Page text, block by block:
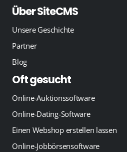
Über SiteCMS
Unsere Geschichte
Partner
Blog
Oft gesucht
Online-Auktionssoftware
Online-Dating-Software
Einen Webshop erstellen lassen
Online-Jobbörsensoftware